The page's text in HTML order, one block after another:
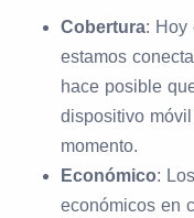
Cobertura: Hoy
estamos
hace posible
dispositivo
momento.
Económico:
económicos en